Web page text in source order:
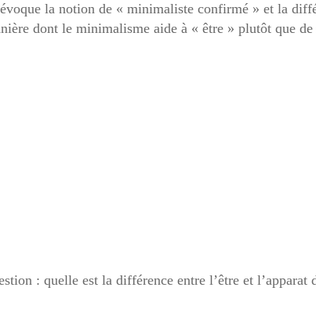
la notion de « minimaliste confirmé » et la
dont le minimalisme aide à « être » plutôt que
: quelle est la différence entre l’être et l’apparat